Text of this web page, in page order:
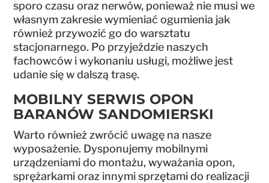
sporo czasu oraz nerwów, ponieważ nie musi we
własnym zakresie wymieniać ogumienia jak
również przywozić go do warsztatu
stacjonarnego. Po przyjeździe naszych
fachowców i wykonaniu usługi, możliwe jest
udanie się w dalszą trasę.
MOBILNY SERWIS OPON
BARANÓW SANDOMIERSKI
Warto również zwrócić uwagę na nasze
wyposażenie. Dysponujemy mobilnymi
urządzeniami do montażu, wyważania opon,
sprężarkami oraz innymi sprzętami do realizacji